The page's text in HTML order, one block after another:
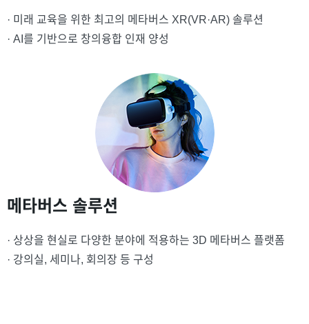
· 미래 교육을 위한 최고의 메타버스 XR(VR·AR) 솔루션
· AI를 기반으로 창의융합 인재 양성
메타버스 솔루션
· 상상을 현실로 다양한 분야에 적용하는 3D 메타버스 플랫폼
· 강의실, 세미나, 회의장 등 구성